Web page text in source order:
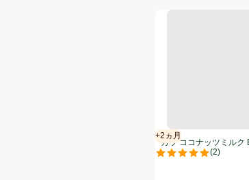
カラ ココナッツミ
+2ヵ月
賞味・消費期限保
(2)
評価は2件のレビュ
カラ ココナッツミルク